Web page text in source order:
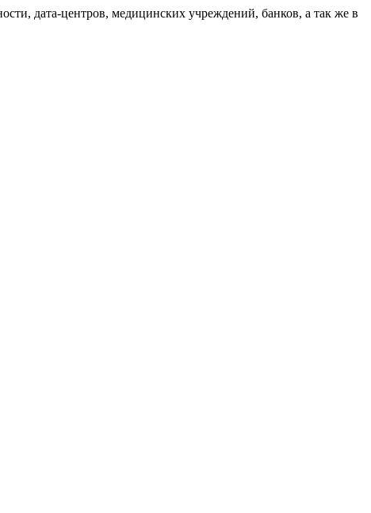
дата-центров, медицинских учреждений, банков, а так же в